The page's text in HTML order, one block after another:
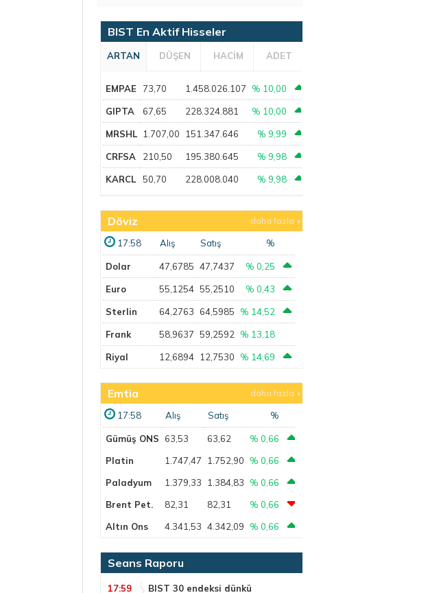
BIST En Aktif Hisseler
ARTAN DÜŞEN HACİM ADET
EMPAE 73,70 1.458.026.107 % 10,00
GIPTA 67,65 228.324.881 % 10,00
MRSHL 1.707,00 151.347.646 % 9,99
CRFSA 210,50 195.380.645 % 9,98
KARCL 50,70 228.008.040 % 9,98
Döviz daha fazla
17:58 Alış Satış %
Dolar 47,6785 47,7437 % 0,25
Euro 55,1254 55,2510 % 0,43
Sterlin 64,2763 64,5985 % 14,52
Frank 58,9637 59,2592 % 13,18
Riyal 12,6894 12,7530 % 14,69
Emtia daha fazla
17:58 Alış Satış %
Gümüş ONS 63,53 63,62
% 0,66
Platin
1.747,47 1.752,90
% 0,66
Paladyum
1.379,33 1.384,83
% 0,66
Brent Pet.
82,31 82,31
% 0,66
Altın Ons
4.341,53 4.342,09 % 0,66
Seans Raporu
17:59
BIST 30 endeksi dünkü